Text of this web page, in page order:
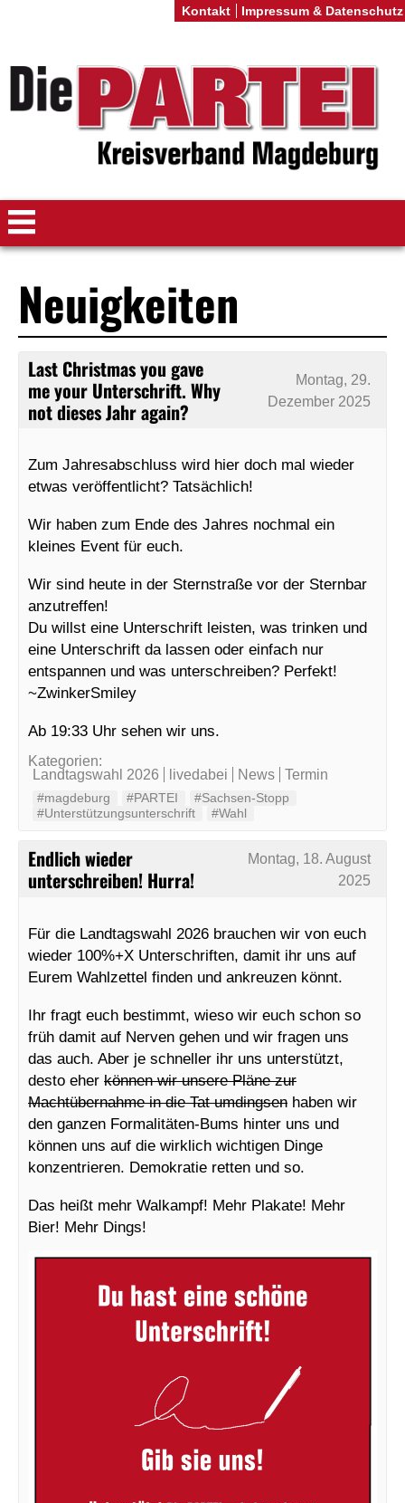
Neuigkeiten
Last Christmas you gave
me your Unterschrift. Why
not dieses Jahr again?
Montag, 29.
Dezember 2025
Zum Jahresabschluss wird hier doch mal wieder
etwas veröffentlicht? Tatsächlich!
Wir haben zum Ende des Jahres nochmal ein
kleines Event für euch.
Wir sind heute in der Sternstraße vor der Sternbar
anzutreffen!
Du willst eine Unterschrift leisten, was trinken und
eine Unterschrift da lassen oder einfach nur
entspannen und was unterschreiben? Perfekt!
~ZwinkerSmiley
Ab 19:33 Uhr sehen wir uns.
Kategorien:
Landtagswahl 2026
livedabei News Termin
#magdeburg #PARTEI
#Sachsen-Stopp
#Unterstützungsunterschrift
#Wahl
Endlich wieder
unterschreiben! Hurra!
Montag, 18. August
2025
Für die Landtagswahl 2026 brauchen wir von euch
wieder 100%+X Unterschriften, damit ihr uns auf
Eurem Wahlzettel finden und ankreuzen könnt.
Ihr fragt euch bestimmt, wieso wir euch schon so
früh damit auf Nerven gehen und wir fragen uns
das auch. Aber je schneller ihr uns unterstützt,
desto eher können wir unsere Pläne zur
Machtübernahme in die Tat umdingsen haben wir
den ganzen Formalitäten-Bums hinter uns und
können uns auf die wirklich wichtigen Dinge
konzentrieren. Demokratie retten und so.
Das heißt mehr Walkampf! Mehr Plakate! Mehr
Bier! Mehr Dings!
Kontakt Impressum & Datenschutz